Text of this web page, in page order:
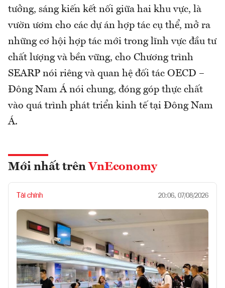
tưởng, sáng kiến kết nối giữa hai khu vực, là
vườn ươm cho các dự án hợp tác cụ thể, mở ra
những cơ hội hợp tác mới trong lĩnh vực đầu tư
chất lượng và bền vững, cho Chương trình
SEARP nói riêng và quan hệ đối tác OECD –
Đông Nam Á nói chung, đóng góp thực chất
vào quá trình phát triển kinh tế tại Đông Nam
Á.
Mới nhất trên VnEconomy
Tài chính 20:06, 07/08/2026